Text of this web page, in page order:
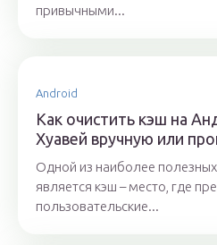
привычными...
Android
Как очистить кэш на
Хуавей вручную или
Одной из наиболее
является кэш – место, где
пользовательские...